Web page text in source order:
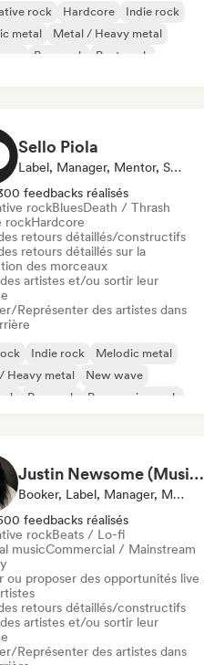
rock Hardcore
Indie rock
metal
Metal / Heavy metal
Pop punk Post punk
Sello Piola
Label, Manager, Mentor, Spécialiste Son
feedbacks réalisés
rockBluesDeath / Thrash
rockHardcore
retours détaillés/constructifs
retours détaillés sur la
des morceaux
artistes et/ou sortir leur
Représenter des artistes dans
Indie rock
Melodic metal
Heavy metal
New wave
Pop rock Progressive rock
Justin Newsome (Music & Entertainment Executive | A&R, Artist Development & Partnerships | Applied AI & Systems Strategy)
Booker, Label, Manager, Mentor
feedbacks réalisés
rockBeats / Lo-fi
musicCommercial / Mainstream
ou proposer des opportunités live
retours détaillés/constructifs
artistes et/ou sortir leur
Représenter des artistes dans